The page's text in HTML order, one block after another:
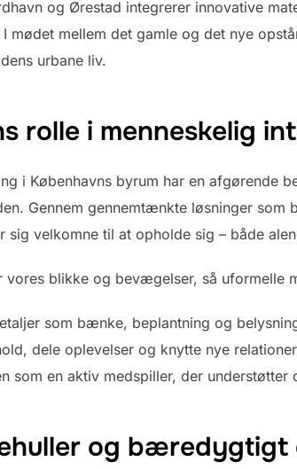
og Ørestad integrerer innovative
mødet mellem det gamle og det nye
urbane liv.
rolle i menneskelig
i Københavns byrum har en afgørende
Gennem gennemtænkte løsninger
sig velkomne til at opholde sig – både
vores blikke og bevægelser, så uformelle
som bænke, beplantning og
dele oplevelser og knytte nye
som en aktiv medspiller, der
og bæredygtigt